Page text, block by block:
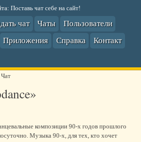
Поставь чат себе на сайт!
чат Чаты
Пользователи
Приложения Справка
Контакт
Чат
композиции 90-х годов прошлого
Музыка 90-х, для тех, кто хочет